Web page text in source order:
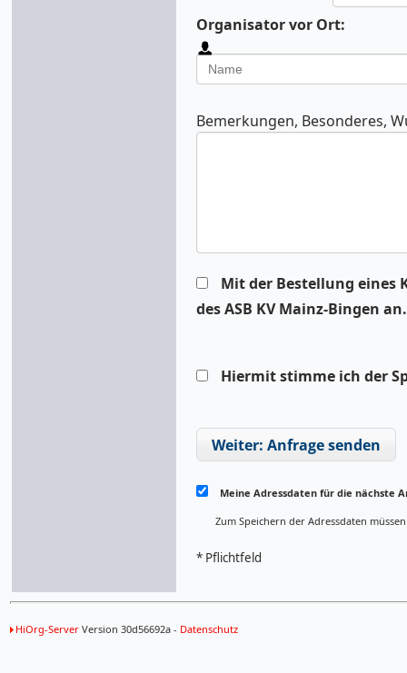
Organisator vor Ort:
Bemerkungen, Besonderes,
Mit der Bestellung eines
des ASB KV Mainz-Bingen an.
Hiermit stimme ich der
Weiter: Anfrage senden
Meine Adressdaten für die nächste
Zum Speichern der Adressdaten müssen
* Pflichtfeld
HiOrg-ServerVersion 30d56692a - Datenschutz